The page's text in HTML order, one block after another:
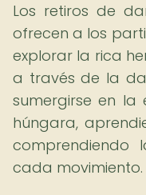
Los retiros de
ofrecen a los
explorar la rica
a través de la
sumergirse en
húngara,
comprendiendo
cada movimiento.